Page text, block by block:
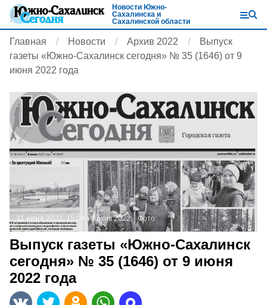
Новости Южно-
Сахалинска и
Сахалинской области
Главная Новости Архив 2022
Выпуск
газеты «Южно-Сахалинск сегодня» № 35 (1646) от 9
июня 2022 года
11 июня 2022, 15:00 Архив 2022 Фото:
Выпуск газеты «Южно-Сахалинск
сегодня» № 35 (1646) от 9 июня
2022 года